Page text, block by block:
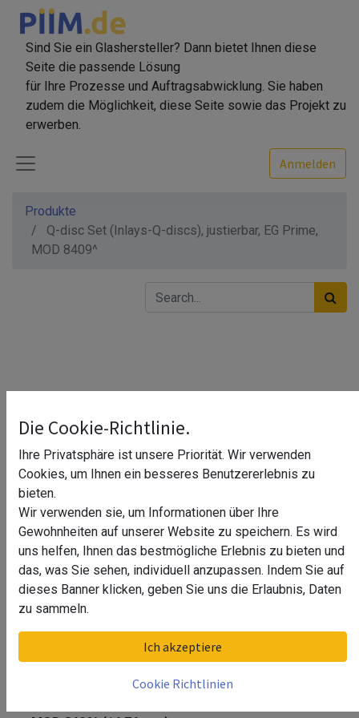
Sind Sie ein Glashersteller? Dann bietet Ihnen diese
Seite die passende Lösung
für Ihre Prozesse und Auftragsabwicklung. Sie haben
zudem die Möglichkeit, diese Seite sowie das Projekt zu
erwerben.
Anmelden
Produkte
Q-disc Set (Inlays-Q-discs), justierbar, EG Prime,
MOD 8409^
Q-disc Set (Inlays-Q-discs),
justierbar, EG Prime, MOD 8409^
Die Cookie-Richtlinie.
Ihre Privatsphäre ist unsere Priorität. Wir verwenden
Cookies, um Ihnen ein besseres Benutzererlebnis zu
bieten.
Wir verwenden sie, um Informationen über Ihre
Gewohnheiten auf unserer Website zu speichern. Es wird
uns helfen, Ihnen das bestmögliche Erlebnis zu bieten und
das, was Sie sehen, individuell anzupassen. Indem Sie auf
dieses Banner klicken, geben Sie uns die Erlaubnis, Daten
zu sammeln.
Ich akzeptiere
Cookie Richtlinien